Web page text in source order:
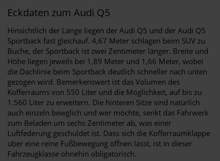
Eckdaten zum Audi Q5
Hinsichtlich der Länge liegen der Audi Q5 und der Audi Q5
Sportback fast gleichauf. 4,67 Meter schlagen beim SUV zu
Buche, der Sportback ist zwei Zentimeter länger. Breite und
Höhe liegen jeweils bei 1,89 Meter und 1,66 Meter, wobei
die Dachlinie beim Sportback deutlich schneller nach unten
gezogen wird. Bemerkenswert ist das Volumen des
Kofferraums von 550 Liter und die Möglichkeit, auf bis zu
1.560 Liter zu erweitern. Die hinteren Sitze sind natürlich
auch einzeln bewglich und wer möchte, senkt das Fahrwerk
zum Beladen um sechs Zentimeter ab, was einer
Luftfederung geschuldet ist. Dass sich die Kofferraumklappe
über eine reine Fußbewegung öffnen lässt, ist in dieser
Fahrzeugklasse ohnehin obligatorisch.